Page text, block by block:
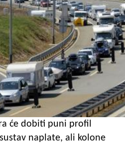
će dobiti puni profil
naplate, ali kolone